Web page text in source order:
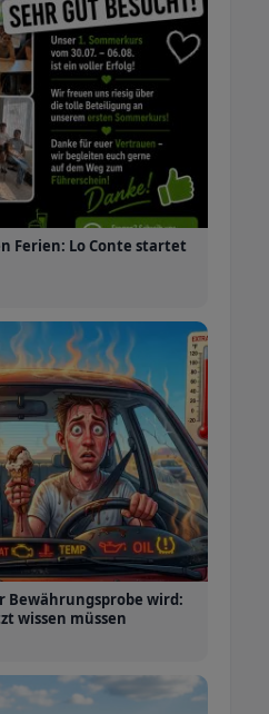
Ferien: Lo Conte startet
Bewährungsprobe wird:
wissen müssen